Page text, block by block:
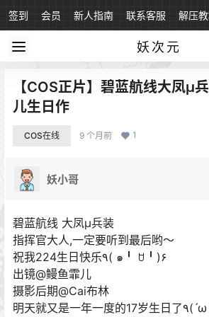
签到 会员 新人指南 联系客服 解压
妖次元
【COS正片】碧蓝航线大凤μ
儿生日作
COS在线 9 个月前 1
妖小哥
碧蓝航线 大凤μ兵装
指挥官大人,一定要听到最后哟～
祝我224生日快乐٩( ๑╹ ꇴ╹)۶
出镜@鳗鱼霏儿
摄影后期@Cai布林